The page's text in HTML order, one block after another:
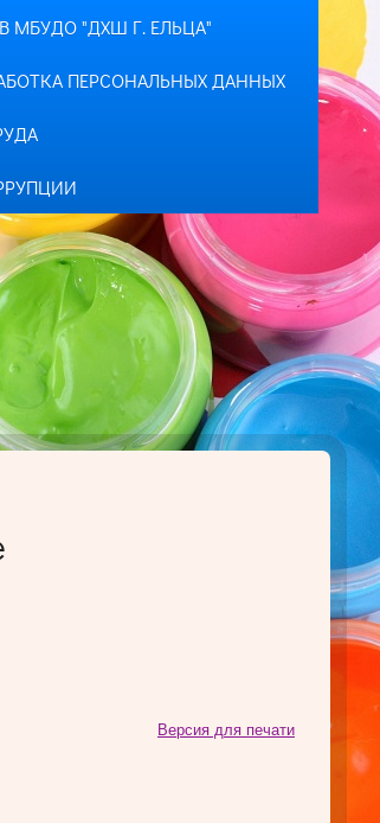
МБУДО "ДХШ Г. ЕЛЬЦА"
ПЕРСОНАЛЬНЫХ ДАННЫХ
Версия для печати